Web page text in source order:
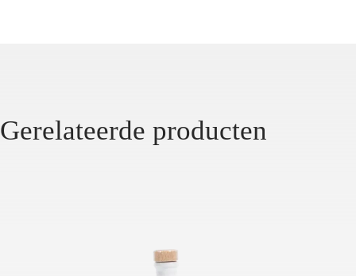
Gerelateerde producten